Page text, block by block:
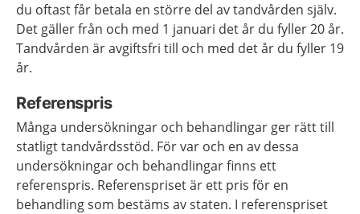
du oftast får betala en större del av tandvården själv.
Det gäller från och med 1 januari det år du fyller 20 år.
Tandvården är avgiftsfri till och med det år du fyller 19
år.
Referenspris
Många undersökningar och behandlingar ger rätt till
statligt tandvårdsstöd. För var och en av dessa
undersökningar och behandlingar finns ett
referenspris. Referenspriset är ett pris för en
behandling som bestäms av staten. I referenspriset